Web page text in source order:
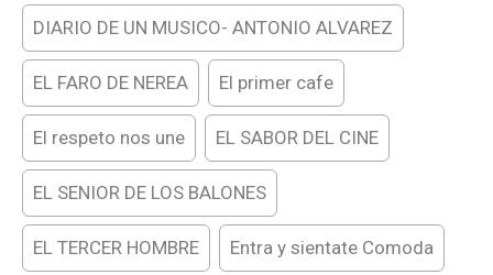
DIARIO DE UN MUSICO- ANTONIO ALVAREZ
EL FARO DE NEREA El primer cafe
El respeto nos une EL SABOR DEL CINE
EL SENIOR DE LOS BALONES
EL TERCER HOMBRE Entra y sientate Comoda